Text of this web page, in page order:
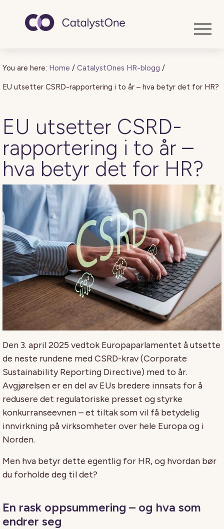
You are here: Home / CatalystOnes HR-blogg /
EU utsetter CSRD-rapportering i to år – hva betyr det for HR?
EU utsetter CSRD-
rapportering i to år –
hva betyr det for HR?
Den 3. april 2025 vedtok Europaparlamentet å utsette
de neste rundene med CSRD-krav (Corporate
Sustainability Reporting Directive) med to år.
Avgjørelsen er en del av EUs bredere innsats for å
redusere det regulatoriske presset og styrke
konkurranseevnen – et tiltak som vil få betydelig
innvirkning på virksomheter over hele Europa og i
Norden.
Men hva betyr dette egentlig for HR, og hvordan bør
du forholde deg til det?
En rask oppsummering – og hva som
endrer seg